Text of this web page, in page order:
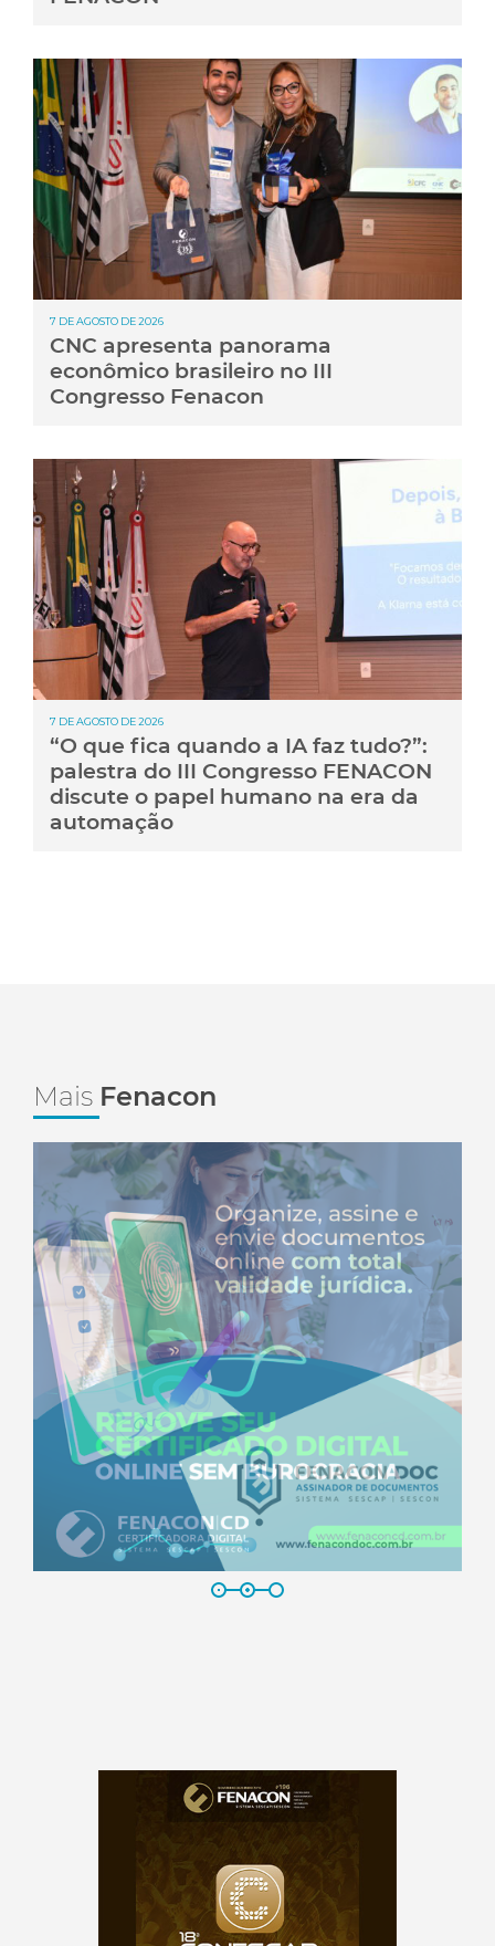
7 DE AGOSTO DE 2026
CNC apresenta panorama
econômico brasileiro no III
Congresso Fenacon
7 DE AGOSTO DE 2026
“O que fica quando a IA faz tudo?”:
palestra do III Congresso FENACON
discute o papel humano na era da
automação
Mais Fenacon